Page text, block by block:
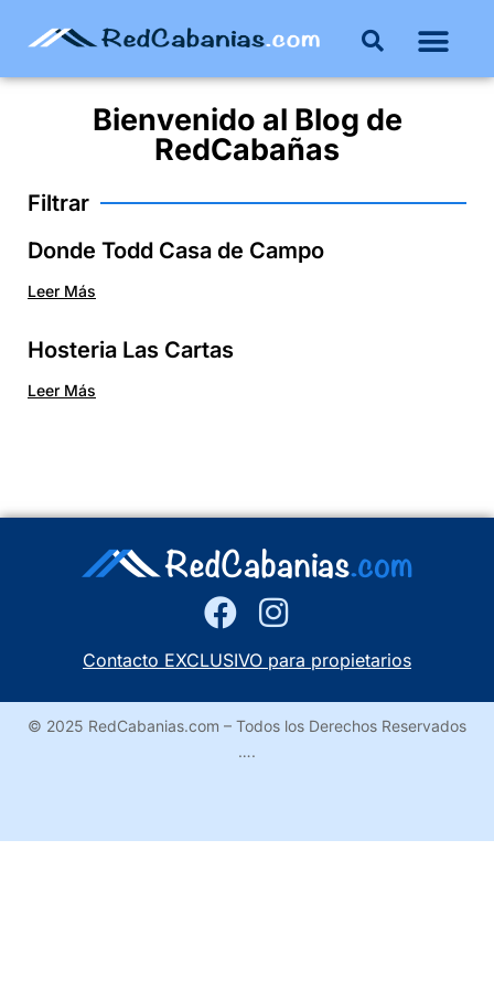
Bienvenido al Blog de
RedCabañas
Filtrar
Donde Todd Casa de Campo
Leer Más
Hosteria Las Cartas
Leer Más
Contacto EXCLUSIVO para propietarios
© 2025 RedCabanias.com – Todos los Derechos Reservados
….